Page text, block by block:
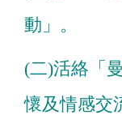
動」。
(二)活絡「
懷及情感交